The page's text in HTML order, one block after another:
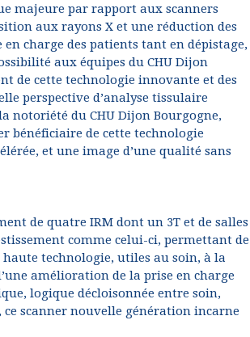
majeure par rapport aux scanners
aux rayons X et une réduction des
charge des patients tant en dépistage,
aux équipes du CHU Dijon
de cette technologie innovante et des
perspective d’analyse tissulaire
notoriété du CHU Dijon Bourgogne,
bénéficiaire de cette technologie
et une image d’une qualité sans
de quatre IRM dont un 3T et de salles
comme celui-ci, permettant de
technologie, utiles au soin, à la
amélioration de la prise en charge
logique décloisonnée entre soin,
scanner nouvelle génération incarne